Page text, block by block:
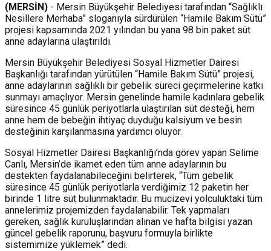
(MERSİN) - Mersin Büyükşehir Belediyesi tarafından “Sağlıklı
Nesillere Merhaba” sloganıyla sürdürülen “Hamile Bakım Sütü”
projesi kapsamında 2021 yılından bu yana 98 bin paket süt
anne adaylarına ulaştırıldı.
Mersin Büyükşehir Belediyesi Sosyal Hizmetler Dairesi
Başkanlığı tarafından yürütülen “Hamile Bakım Sütü” projesi,
anne adaylarının sağlıklı bir gebelik süreci geçirmelerine katkı
sunmayı amaçlıyor. Mersin genelinde hamile kadınlara gebelik
süresince 45 günlük periyotlarla ulaştırılan süt desteği, hem
anne hem de bebeğin ihtiyaç duyduğu kalsiyum ve besin
desteğinin karşılanmasına yardımcı oluyor.
Sosyal Hizmetler Dairesi Başkanlığı’nda görev yapan Selime
Canlı, Mersin’de ikamet eden tüm anne adaylarının bu
destekten faydalanabileceğini belirterek, “Tüm gebelik
süresince 45 günlük periyotlarla verdiğimiz 12 paketin her
birinde 1 litre süt bulunmaktadır. Bu mucizevi yolculuktaki tüm
annelerimiz projemizden faydalanabilir. Tek yapmaları
gereken, sağlık kuruluşlarından alınan ve hafta bilgisi yazan
güncel gebelik raporunu, başvuru formuyla birlikte
sistemimize yüklemek” dedi.